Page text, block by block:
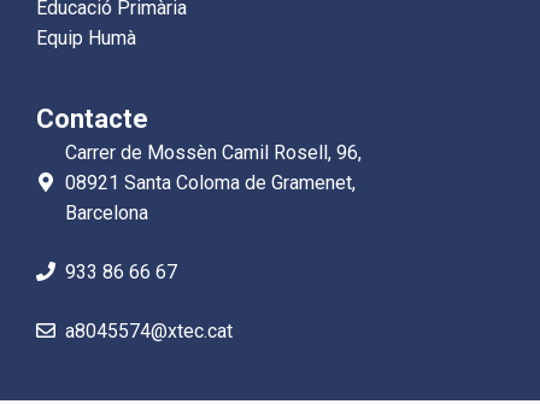
Educació Primària
Equip Humà
Contacte
Carrer de Mossèn Camil Rosell, 96,
08921 Santa Coloma de Gramenet,
Barcelona
933 86 66 67
a8045574@xtec.cat